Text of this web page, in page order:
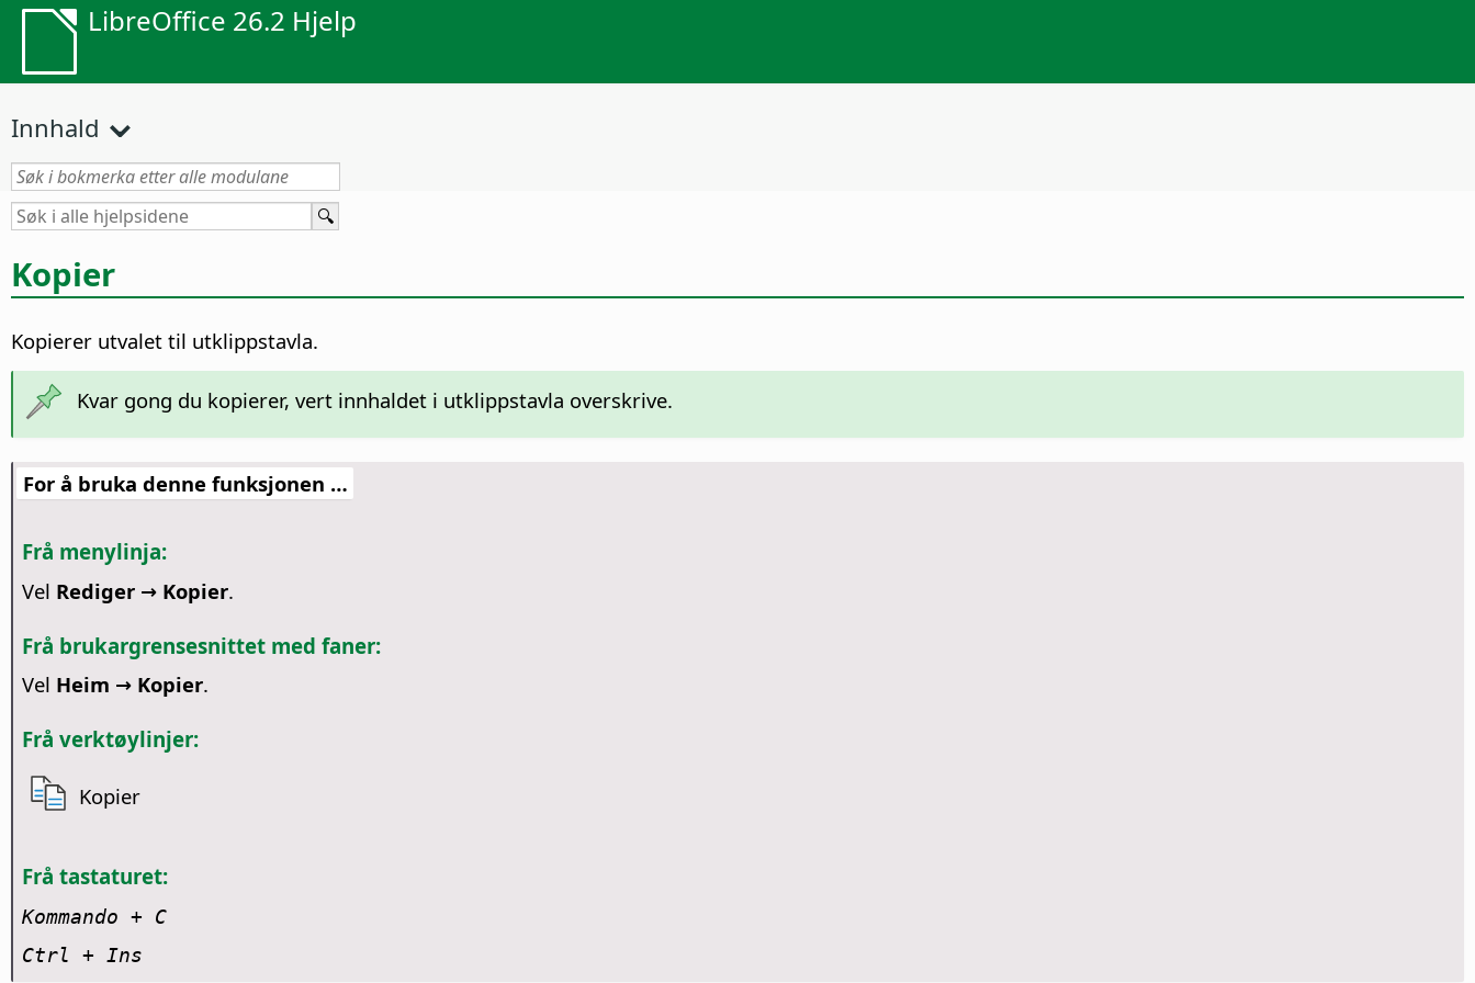
LibreOffice 26.2 Hjelp
Innhald
Kopier
Kopierer utvalet til utklippstavla.
Kvar gong du kopierer, vert innhaldet i utklippstavla overskrive.
For å bruka denne funksjonen …
Frå menylinja:
Vel Rediger → Kopier.
Frå brukargrensesnittet med faner:
Vel Heim → Kopier.
Frå verktøylinjer:
Kopier
Frå tastaturet:
Kommando + C
Ctrl + Ins